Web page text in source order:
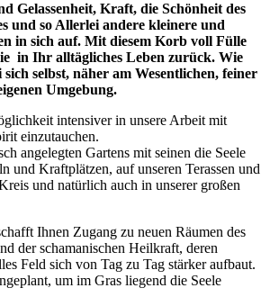
Gelassenheit, Kraft, die Schönheit des
und so Allerlei andere kleinere und
in sich auf. Mit diesem Korb voll Fülle
in Ihr alltägliches Leben zurück. Wie
selbst, näher am Wesentlichen, feiner
Umgebung.
intensiver in unsere Arbeit mit
einzutauchen.
angelegten Gartens mit seinen die Seele
und Kraftplätzen, auf unseren Terassen und
und natürlich auch in unserer großen
Ihnen Zugang zu neuen Räumen des
der schamanischen Heilkraft, deren
Feld sich von Tag zu Tag stärker aufbaut.
um im Gras liegend die Seele